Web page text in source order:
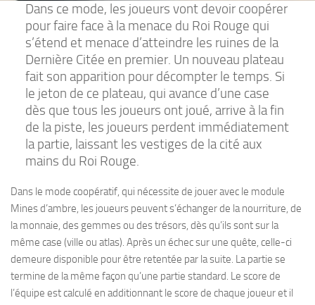
Dans ce mode, les joueurs vont devoir coopérer
pour faire face à la menace du Roi Rouge qui
s’étend et menace d’atteindre les ruines de la
Dernière Citée en premier. Un nouveau plateau
fait son apparition pour décompter le temps. Si
le jeton de ce plateau, qui avance d’une case
dès que tous les joueurs ont joué, arrive à la fin
de la piste, les joueurs perdent immédiatement
la partie, laissant les vestiges de la cité aux
mains du Roi Rouge.
Dans le mode coopératif, qui nécessite de jouer avec le module
Mines d’ambre, les joueurs peuvent s’échanger de la nourriture, de
la monnaie, des gemmes ou des trésors, dès qu’ils sont sur la
même case (ville ou atlas). Après un échec sur une quête, celle-ci
demeure disponible pour être retentée par la suite. La partie se
termine de la même façon qu’une partie standard. Le score de
l’équipe est calculé en additionnant le score de chaque joueur et il